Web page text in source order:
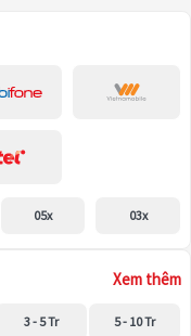
05x 03x
Xem thêm
3 - 5 Tr 5 - 10 Tr